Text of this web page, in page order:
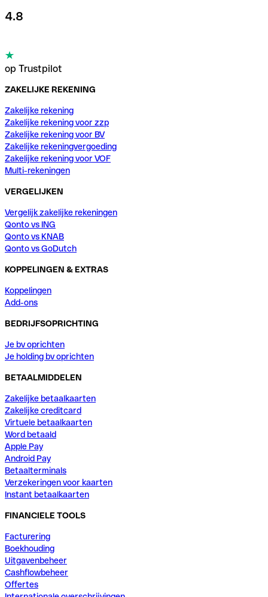
4.8
op Trustpilot
ZAKELIJKE REKENING
Zakelijke rekening
Zakelijke rekening voor zzp
Zakelijke rekening voor BV
Zakelijke rekeningvergoeding
Zakelijke rekening voor VOF
Multi-rekeningen
VERGELIJKEN
Vergelijk zakelijke rekeningen
Qonto vs ING
Qonto vs KNAB
Qonto vs GoDutch
KOPPELINGEN & EXTRAS
Koppelingen
Add-ons
BEDRIJFSOPRICHTING
Je bv oprichten
Je holding bv oprichten
BETAALMIDDELEN
Zakelijke betaalkaarten
Zakelijke creditcard
Virtuele betaalkaarten
Word betaald
Apple Pay
Android Pay
Betaalterminals
Verzekeringen voor kaarten
Instant betaalkaarten
FINANCIELE TOOLS
Facturering
Boekhouding
Uitgavenbeheer
Cashflowbeheer
Offertes